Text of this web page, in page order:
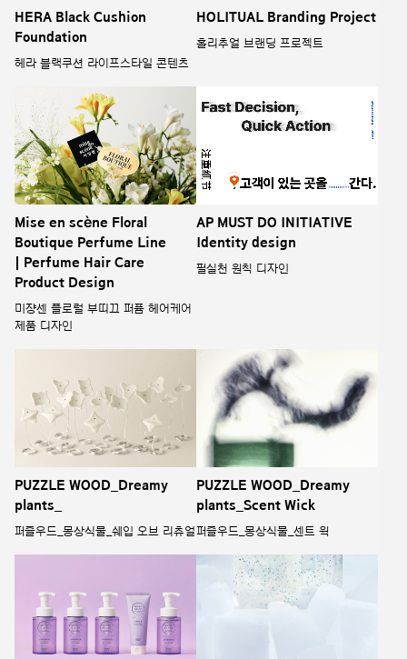
HERA Black Cushion
Foundation
헤라 블랙쿠션 라이프스타일 콘텐츠
HOLITUAL Branding Project
홀리추얼 브랜딩 프로젝트
Mise en scène Floral
Boutique Perfume Line
| Perfume Hair Care
Product Design
미쟝센 플로럴 부띠끄 퍼퓸 헤어케어
제품 디자인
AP MUST DO INITIATIVE
Identity design
필실천 원칙 디자인
PUZZLE WOOD_Dreamy
plants_
퍼즐우드_몽상식물_쉐입 오브 리츄얼
PUZZLE WOOD_Dreamy
plants_Scent Wick
퍼즐우드_몽상식물_센트 윅